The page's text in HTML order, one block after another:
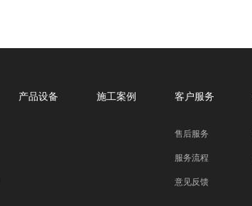
产品设备 施工案例 客户服务
售后服务
服务流程
意见反馈